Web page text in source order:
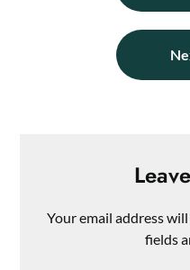
Your email address
fields